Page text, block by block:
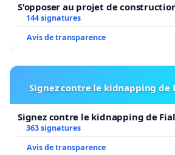
S'opposer au projet de
144 signatures
Avis de transparence
Signez contre le kidnapping de
Signez contre le kidnapping de
363 signatures
Avis de transparence